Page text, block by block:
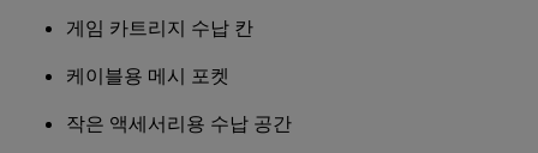
게임 카트리지 수납 칸
케이블용 메시 포켓
작은 액세서리용 수납 공간